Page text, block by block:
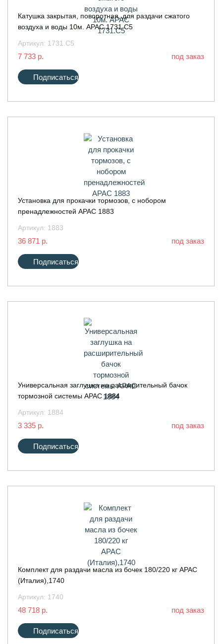
Катушка закрытая, поворотная, для раздачи сжатого
воздуха и воды 10м. APAC 1731.C5
Артикул: 1731.C5
7 733 р. под заказ
Подписаться
Установка для прокачки тормозов, с нобором
пренадлежностей АРАС 1883
Артикул: 1883
36 871 р. под заказ
Подписаться
Универсальная заглушка на расширительный бачок
тормозной системы APAC 1884
Артикул: 1884
3 335 р. под заказ
Подписаться
Комплект для раздачи масла из бочек 180/220 кг APAC
(Италия),1740
Артикул: 1740
48 718 р. под заказ
Подписаться